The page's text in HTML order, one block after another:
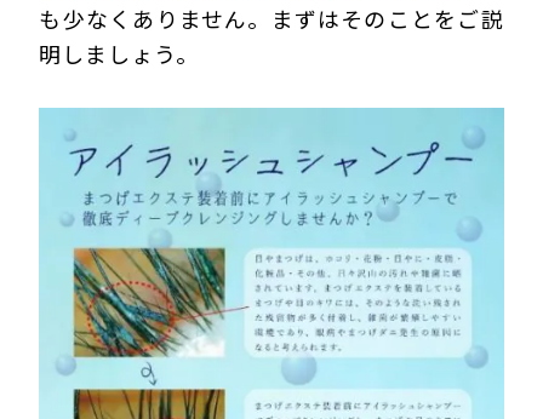
も少なくありません。まずはそのことをご説
明しましょう。